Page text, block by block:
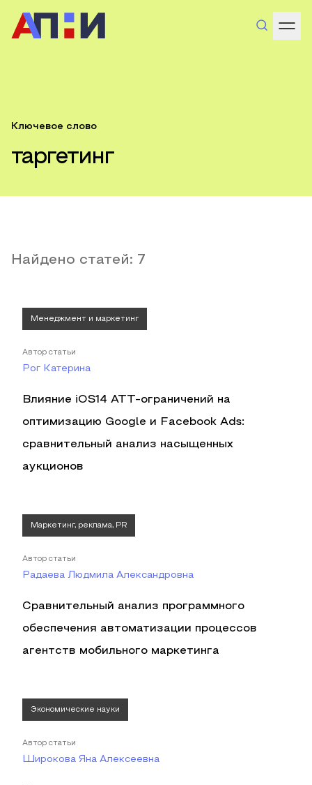
Ключевое слово
таргетинг
Найдено статей: 7
Менеджмент и маркетинг
Автор статьи
Рог Катерина
Влияние iOS14 ATT-ограничений на
оптимизацию Google и Facebook Ads:
сравнительный анализ насыщенных
аукционов
Маркетинг, реклама, PR
Автор статьи
Радаева Людмила Александровна
Сравнительный анализ программного
обеспечения автоматизации процессов
агентств мобильного маркетинга
Экономические науки
Автор статьи
Широкова Яна Алексеевна